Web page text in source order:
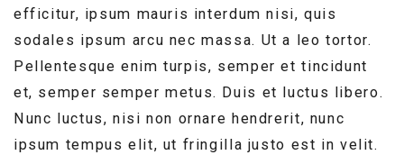
efficitur, ipsum mauris interdum nisi, quis
sodales ipsum arcu nec massa. Ut a leo tortor.
Pellentesque enim turpis, semper et tincidunt
et, semper semper metus. Duis et luctus libero.
Nunc luctus, nisi non ornare hendrerit, nunc
ipsum tempus elit, ut fringilla justo est in velit.